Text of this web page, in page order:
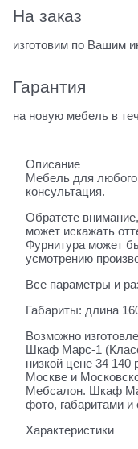
На заказ
изготовим по Вашим
Гарантия
на новую мебель в
Описание
Мебель для
консультация.
Обратете
может искажать
Фурнитура может
усмотрению
Все параметры и
Габариты: длина
Возможно
Шкаф Марс-1
низкой цене 34 140
Москве и
Мебсалон. Шкаф
фото, габаритами и
Характеристики